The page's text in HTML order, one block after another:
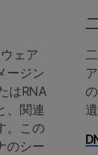
ェア
ージン
はRNA
、関連
。この
のシー